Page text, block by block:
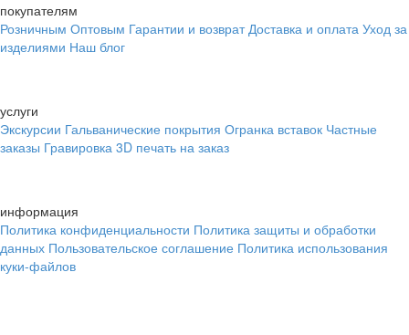
покупателям
Розничным Оптовым Гарантии и возврат Доставка и оплата Уход за
изделиями Наш блог
услуги
Экскурсии Гальванические покрытия Огранка вставок Частные
заказы Гравировка 3D печать на заказ
информация
Политика конфиденциальности Политика защиты и обработки
данных Пользовательское соглашение Политика использования
куки-файлов